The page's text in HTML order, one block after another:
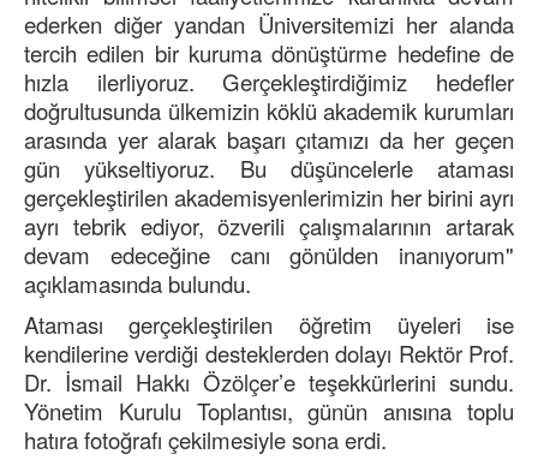
ederken diğer yandan Üniversitemizi her alanda
tercih edilen bir kuruma dönüştürme hedefine de
hızla ilerliyoruz. Gerçekleştirdiğimiz hedefler
doğrultusunda ülkemizin köklü akademik kurumları
arasında yer alarak başarı çıtamızı da her geçen
gün yükseltiyoruz. Bu düşüncelerle ataması
gerçekleştirilen akademisyenlerimizin her birini ayrı
ayrı tebrik ediyor, özverili çalışmalarının artarak
devam edeceğine canı gönülden inanıyorum"
açıklamasında bulundu.
Ataması gerçekleştirilen öğretim üyeleri ise
kendilerine verdiği desteklerden dolayı Rektör Prof.
Dr. İsmail Hakkı Özölçer’e teşekkürlerini sundu.
Yönetim Kurulu Toplantısı, günün anısına toplu
hatıra fotoğrafı çekilmesiyle sona erdi.